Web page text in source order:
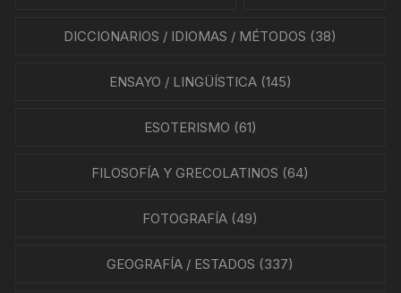
DICCIONARIOS / IDIOMAS / MÉTODOS (38)
ENSAYO / LINGÜÍSTICA(145)
ESOTERISMO (61)
FILOSOFÍA Y GRECOLATINOS (64)
FOTOGRAFÍA (49)
GEOGRAFÍA / ESTADOS (337)